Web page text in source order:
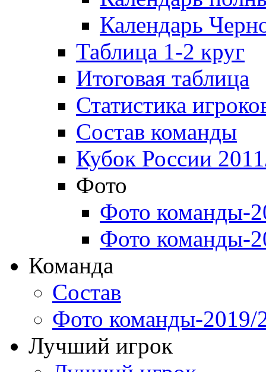
Календарь
Таблица 1-2 круг
Итоговая таблица
Статистика
Состав команды
Кубок России
Фото
Фото команды-
Фото команды-
Команда
Состав
Фото команды-2019/
Лучший игрок